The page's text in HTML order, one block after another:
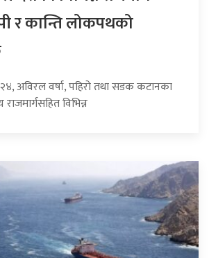
र कान्ति लोकपथको
अविरल वर्षा, पहिरो तथा सडक कटानका
विभिन्न